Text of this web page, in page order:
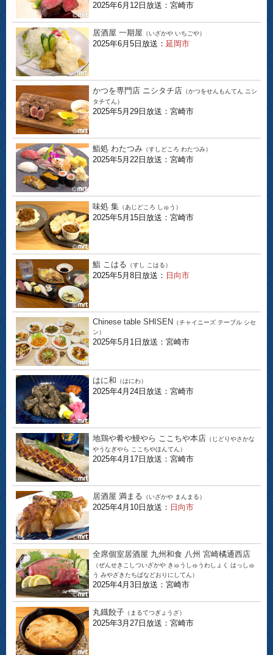
2025年6月12日放送：宮崎市
居酒屋 一期屋 （いざかや いちごや）
2025年6月5日放送： 延岡市
かつを専門店 ニシタチ店 （かつをせんもんてん ニシ
タチてん）
2025年5月29日放送：宮崎市
鮨処 わたつみ （すしどころ わたつみ）
2025年5月22日放送：宮崎市
味処 集 （あじどころ しゅう）
2025年5月15日放送：宮崎市
鮨 こはる （すし こはる）
2025年5月8日放送： 日向市
Chinese table SHISEN （チャイニーズ テーブル シセ
ン）
2025年5月1日放送：宮崎市
はに和 （はにわ）
2025年4月24日放送：宮崎市
地鶏や肴や鰻やら ここちや本店 （じどりやさかな
やうなぎやら ここちやほんてん）
2025年4月17日放送：宮崎市
居酒屋 満まる （いざかや まんまる）
2025年4月10日放送： 日向市
全席個室居酒屋 九州和食 八州 宮崎橘通西店
（ぜんせきこしついざかや きゅうしゅうわしょく はっしゅ
う みやざきたちばなどおりにしてん）
2025年4月3日放送：宮崎市
丸鐡餃子 （まるてつぎょうざ）
2025年3月27日放送：宮崎市